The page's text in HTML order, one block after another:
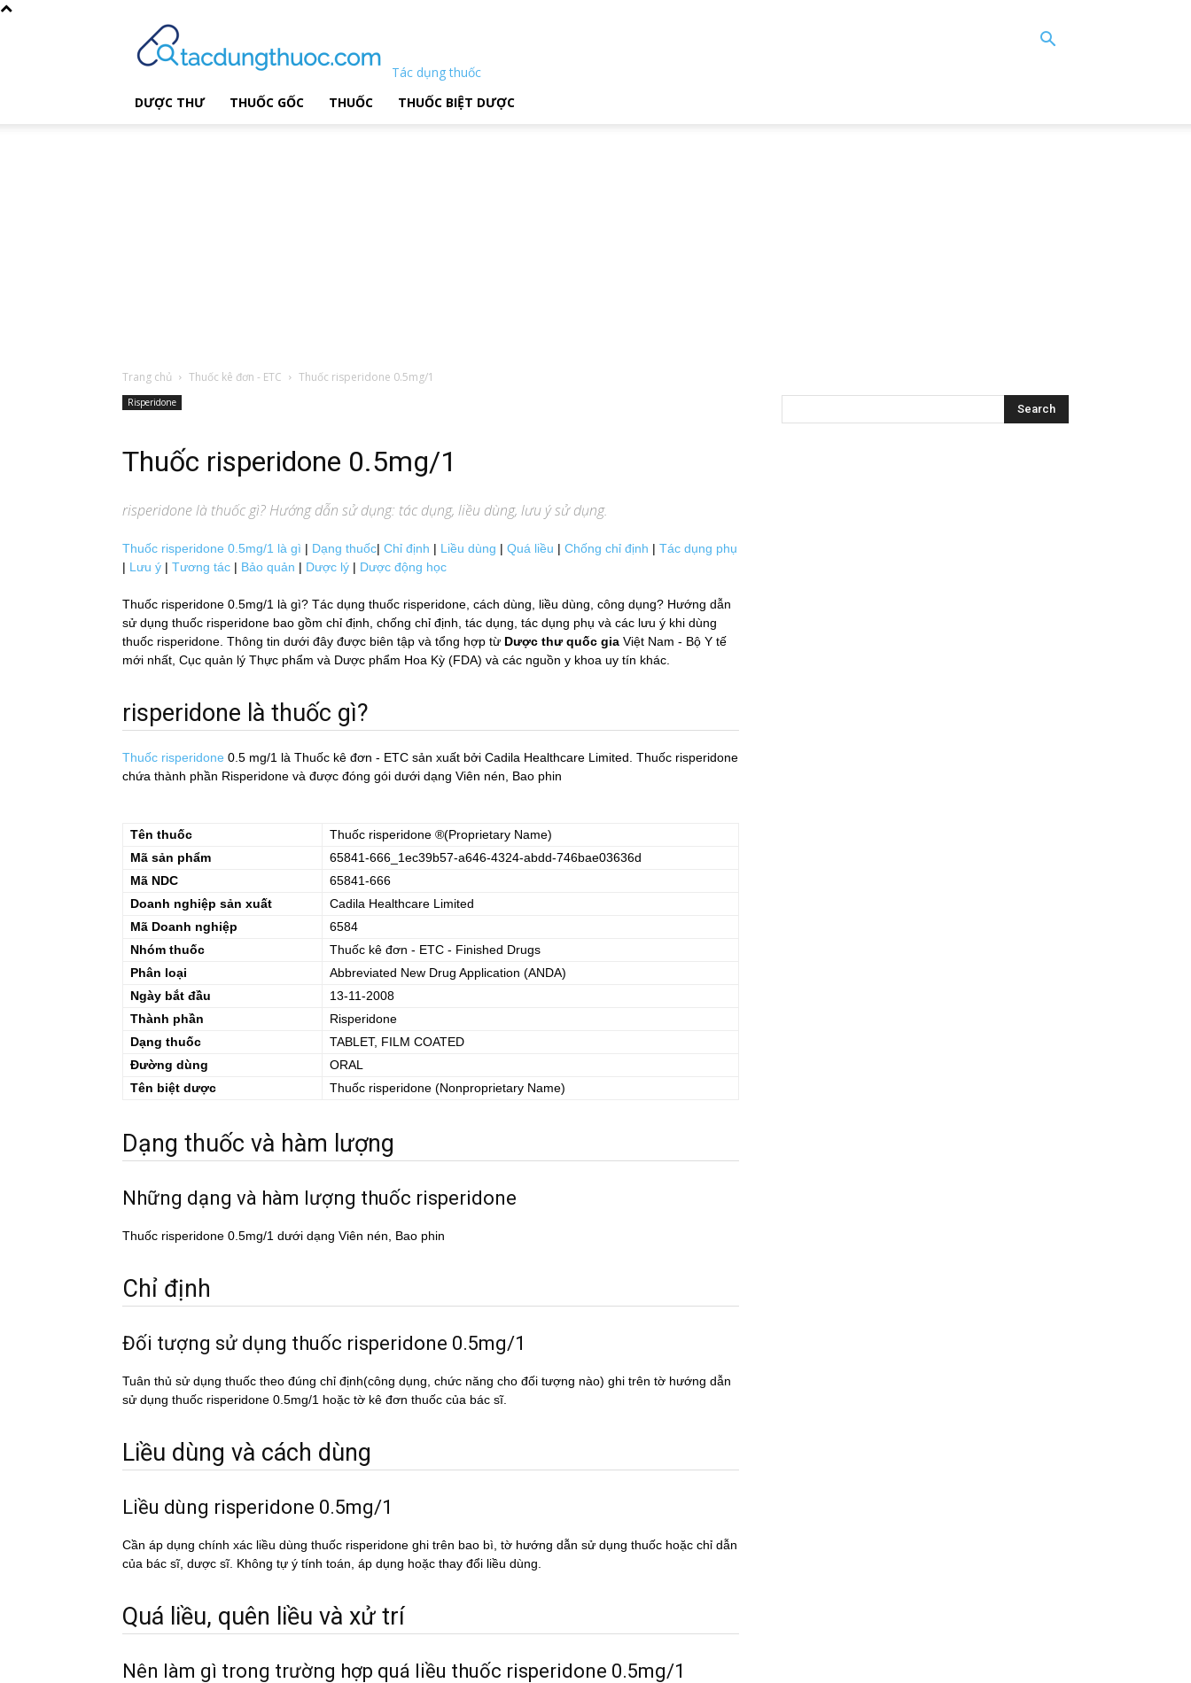
Tác dụng thuốc
DƯỢC THƯ
THUỐC GỐC THUỐC THUỐC BIỆT DƯỢC
Trang chủ Thuốc kê đơn - ETC Thuốc risperidone 0.5mg/1
Risperidone
Thuốc risperidone 0.5mg/1
risperidonelà thuốc gì? Hướng dẫn sử dụng: tác dụng, liều dùng, lưu ý sử dụng.
Thuốc risperidone 0.5mg/1 là gì | Dạng thuốc| Chỉ định | Liều dùng | Quá liều | Chống chỉ định | Tác dụng phụ
| Lưu ý | Tương tác | Bảo quản | Dược lý | Dược động học
Thuốc risperidone 0.5mg/1 là gì? Tác dụng thuốc risperidone, cách dùng, liều dùng, công dụng? Hướng dẫn
sử dụng thuốc risperidone bao gồm chỉ định, chống chỉ định, tác dụng, tác dụng phụ và các lưu ý khi dùng
thuốc risperidone. Thông tin dưới đây được biên tập và tổng hợp từ Dược thư quốc gia Việt Nam - Bộ Y tế
mới nhất, Cục quản lý Thực phẩm và Dược phẩm Hoa Kỳ (FDA) và các nguồn y khoa uy tín khác.
risperidone là thuốc gì?
Thuốc risperidone 0.5 mg/1 là Thuốc kê đơn - ETC sản xuất bởi Cadila Healthcare Limited. Thuốc risperidone
chứa thành phần Risperidone và được đóng gói dưới dạng Viên nén, Bao phin
Tên thuốc Thuốc risperidone ®(Proprietary Name)
Mã sản phẩm
65841-666_1ec39b57-a646-4324-abdd-746bae03636d
Mã NDC
65841-666
Doanh nghiệp sản xuất
Cadila Healthcare Limited
Mã Doanh nghiệp
6584
Nhóm thuốc
Thuốc kê đơn - ETC - Finished Drugs
Phân loại
Abbreviated New Drug Application (ANDA)
Ngày bắt đầu
13-11-2008
Thành phần
Risperidone
Dạng thuốc
TABLET, FILM COATED
Đường dùng
ORAL
Tên biệt dược
Thuốc risperidone (Nonproprietary Name)
Dạng thuốc và hàm lượng
Những dạng và hàm lượng thuốc risperidone
Thuốc risperidone 0.5mg/1 dưới dạng Viên nén, Bao phin
Chỉ định
Đối tượng sử dụng thuốc risperidone 0.5mg/1
Tuân thủ sử dụng thuốc theo đúng chỉ định(công dụng, chức năng cho đối tượng nào) ghi trên tờ hướng dẫn
sử dụng thuốc risperidone 0.5mg/1 hoặc tờ kê đơn thuốc của bác sĩ.
Liều dùng và cách dùng
Liều dùng risperidone 0.5mg/1
Cần áp dụng chính xác liều dùng thuốc risperidone ghi trên bao bì, tờ hướng dẫn sử dụng thuốc hoặc chỉ dẫn
của bác sĩ, dược sĩ. Không tự ý tính toán, áp dụng hoặc thay đổi liều dùng.
Quá liều, quên liều và xử trí
Nên làm gì trong trường hợp quá liều thuốc risperidone 0.5mg/1